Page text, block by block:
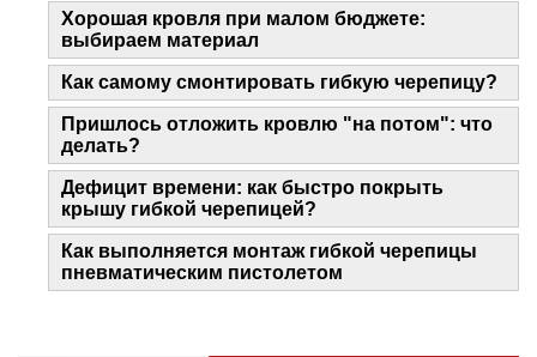
Хорошая кровля при малом бюджете:
выбираем материал
Как самому смонтировать гибкую черепицу?
Пришлось отложить кровлю "на потом": что
делать?
Дефицит времени: как быстро покрыть
крышу гибкой черепицей?
Как выполняется монтаж гибкой черепицы
пневматическим пистолетом